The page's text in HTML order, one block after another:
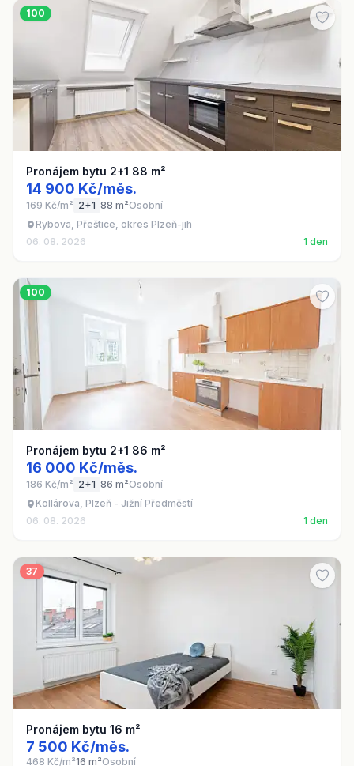
100
Pronájem bytu 2+1 88 m²
14 900 Kč/měs.
169 Kč/m² 2+1 88 m²Osobní
Rybova, Přeštice, okres Plzeň-jih
06. 08. 2026
1 den
100
Pronájem bytu 2+1 86 m²
16 000 Kč/měs.
186 Kč/m² 2+1 86 m²Osobní
Kollárova, Plzeň - Jižní Předměstí
06. 08. 2026
1 den
37
Pronájem bytu 16 m²
7 500 Kč/měs.
468 Kč/m²16 m²Osobní